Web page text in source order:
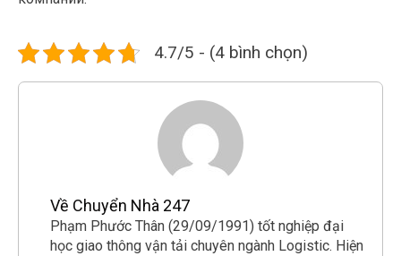
4.7/5 - (4 bình chọn)
Về Chuyển Nhà 247
Phạm Phước Thân (29/09/1991) tốt nghiệp đại
học giao thông vận tải chuyên ngành Logistic. Hiện